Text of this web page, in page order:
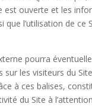
est ouverte et les
que l’utilisation de ce
pourra
les visiteurs du
à ces balises,
du Site à